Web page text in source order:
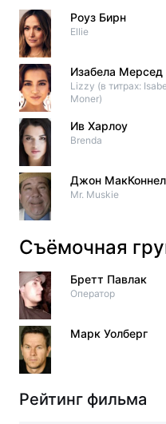
Роуз Бирн
Ellie
Изабела Мерсед
Lizzy (в титрах:
Moner)
Ив Харлоу
Brenda
Джон
Mr. Muskie
Съёмочная
Бретт Павлак
Оператор
Марк Уолберг
Рейтинг фильма